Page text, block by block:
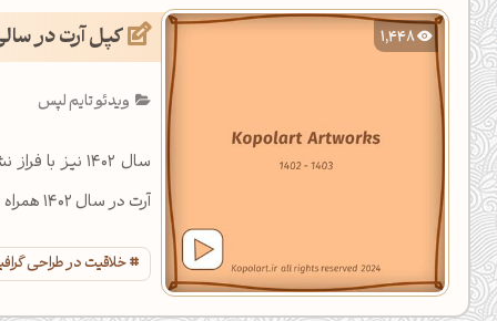
1,448 کپل آرت در
ویدئو تایم لپس
سال 1402
آرت در سال 1402 همراه باشید. این موزیک ویدئو در افترافکتس کامپوزیت شده است.
خلاقیت در طراحی